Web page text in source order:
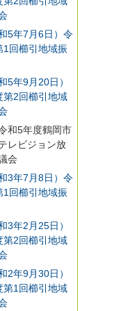
5年7月6日）令
1回櫛引地域振
5年9月20日）
第2回櫛引地域
和5年度鶴岡市
レビジョン放
会
3年7月8日）令
1回櫛引地域振
3年2月25日）
第2回櫛引地域
2年9月30日）
第1回櫛引地域